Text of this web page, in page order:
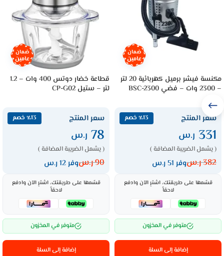
ضمان
عامين
مكنسة فيشر برميل كهربائية 20 لتر
– 2300 وات – فضي BSC-2300
سعر المنتج ٪13 خصم
331 ر.س
( يشمل الضريبة المضافة )
382ر.سوفر 51 ر.س
قسّمها على طريقتك، اشترِ الآن وادفع
لاحقاً
متوفر في المخزون
إضافة إلى السلة
ضمان
عامين
قطاعة خضار دوتس 400 وات – 1.2
لتر – ستيل CP-G02
سعر المنتج ٪13 خصم
78 ر.س
( يشمل الضريبة المضافة )
90ر.سوفر 12 ر.س
قسّمها على طريقتك، اشترِ الآن وادفع
لاحقاً
متوفر في المخزون
إضافة إلى السلة